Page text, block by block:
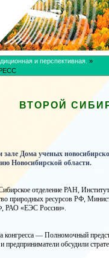
и перспективная. »
ВТОРОЙ
Дома ученых
Новосибирской области.
отделение РАН,
природных ресурсов РФ,
РАО «ЕЭС России».
конгресса — Полномочный
предприниматели обсудили